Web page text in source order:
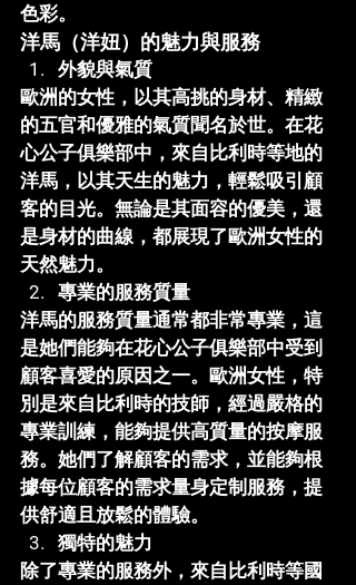
色彩。
洋馬（洋妞）的魅力與服務
外貌與氣質
歐洲的女性，以其高挑的身材、精緻
的五官和優雅的氣質聞名於世。在花
心公子俱樂部中，來自比利時等地的
洋馬，以其天生的魅力，輕鬆吸引顧
客的目光。無論是其面容的優美，還
是身材的曲線，都展現了歐洲女性的
天然魅力。
專業的服務質量
洋馬的服務質量通常都非常專業，這
是她們能夠在花心公子俱樂部中受到
顧客喜愛的原因之一。歐洲女性，特
別是來自比利時的技師，經過嚴格的
專業訓練，能夠提供高質量的按摩服
務。她們了解顧客的需求，並能夠根
據每位顧客的需求量身定制服務，提
供舒適且放鬆的體驗。
獨特的魅力
除了專業的服務外，來自比利時等國